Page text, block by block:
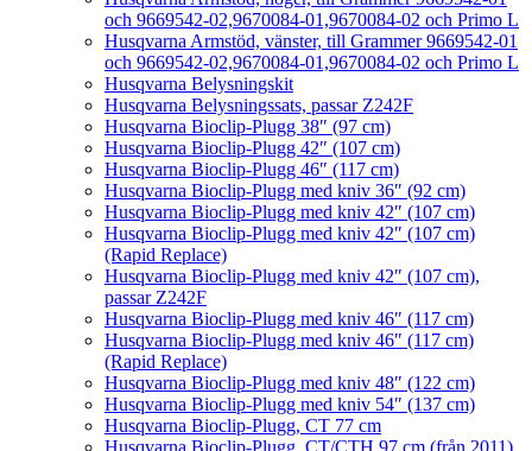
och 9669542-02,9670084-01,9670084-02 och Primo L
Husqvarna Armstöd, vänster, till Grammer 9669542-01
och 9669542-02,9670084-01,9670084-02 och Primo L
Husqvarna Belysningskit
Husqvarna Belysningssats, passar Z242F
Husqvarna Bioclip-Plugg 38″ (97 cm)
Husqvarna Bioclip-Plugg 42″ (107 cm)
Husqvarna Bioclip-Plugg 46″ (117 cm)
Husqvarna Bioclip-Plugg med kniv 36″ (92 cm)
Husqvarna Bioclip-Plugg med kniv 42″ (107 cm)
Husqvarna Bioclip-Plugg med kniv 42″ (107 cm)
(Rapid Replace)
Husqvarna Bioclip-Plugg med kniv 42″ (107 cm),
passar Z242F
Husqvarna Bioclip-Plugg med kniv 46″ (117 cm)
Husqvarna Bioclip-Plugg med kniv 46″ (117 cm)
(Rapid Replace)
Husqvarna Bioclip-Plugg med kniv 48″ (122 cm)
Husqvarna Bioclip-Plugg med kniv 54″ (137 cm)
Husqvarna Bioclip-Plugg, CT 77 cm
Husqvarna Bioclip-Plugg, CT/CTH 97 cm (från 2011)